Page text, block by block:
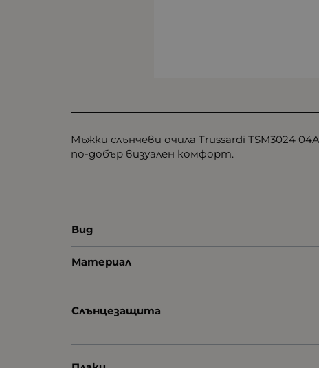
Мъжки слънчеви очила Trussardi TSM3024
по-добър визуален комфорт.
Вид
Материал
Слънцезащита